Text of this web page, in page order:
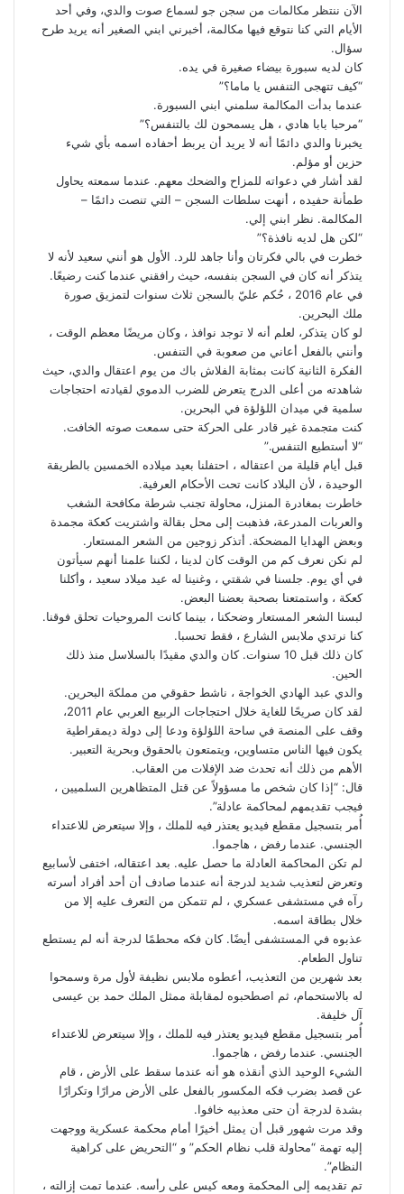
الآن ننتظر مكالمات من سجن جو لسماع صوت والدي، وفي أحد
الأيام التي كنا نتوقع فيها مكالمة، أخبرني ابني الصغير أنه يريد طرح
سؤال.
كان لديه سبورة بيضاء صغيرة في يده.
“كيف تتهجى التنفس يا ماما؟”
عندما بدأت المكالمة سلمني ابني السبورة.
“مرحبا بابا هادي ، هل يسمحون لك بالتنفس؟”
يخبرنا والدي دائمًا أنه لا يريد أن يربط أحفاده اسمه بأي شيء
حزين أو مؤلم.
لقد أشار في دعواته للمزاح والضحك معهم. عندما سمعته يحاول
طمأنة حفيده ، أنهت سلطات السجن – التي تنصت دائمًا –
المكالمة. نظر ابني إلي.
“لكن هل لديه نافذة؟”
خطرت في بالي فكرتان وأنا جاهد للرد. الأول هو أنني سعيد لأنه لا
يتذكر أنه كان في السجن بنفسه، حيث رافقني عندما كنت رضيعًا.
في عام 2016 ، حُكم عليّ بالسجن ثلاث سنوات لتمزيق صورة
ملك البحرين.
لو كان يتذكر، لعلم أنه لا توجد نوافذ ، وكان مريضًا معظم الوقت ،
وأنني بالفعل أعاني من صعوبة في التنفس.
الفكرة الثانية كانت بمثابة الفلاش باك من يوم اعتقال والدي، حيث
شاهدته من أعلى الدرج يتعرض للضرب الدموي لقيادته احتجاجات
سلمية في ميدان اللؤلؤة في البحرين.
كنت متجمدة غير قادر على الحركة حتى سمعت صوته الخافت.
“لا أستطيع التنفس.”
قبل أيام قليلة من اعتقاله ، احتفلنا بعيد ميلاده الخمسين بالطريقة
الوحيدة ، لأن البلاد كانت تحت الأحكام العرفية.
خاطرت بمغادرة المنزل، محاولة تجنب شرطة مكافحة الشغب
والعربات المدرعة، فذهبت إلى محل بقالة واشتريت كعكة مجمدة
وبعض الهدايا المضحكة. أتذكر زوجين من الشعر المستعار.
لم نكن نعرف كم من الوقت كان لدينا ، لكننا علمنا أنهم سيأتون
في أي يوم. جلسنا في شقتي ، وغنينا له عيد ميلاد سعيد ، وأكلنا
كعكة ، واستمتعنا بصحبة بعضنا البعض.
لبسنا الشعر المستعار وضحكنا ، بينما كانت المروحيات تحلق فوقنا.
كنا نرتدي ملابس الشارع ، فقط تحسبا.
كان ذلك قبل 10 سنوات. كان والدي مقيدًا بالسلاسل منذ ذلك
الحين.
والدي عبد الهادي الخواجة ، ناشط حقوقي من مملكة البحرين.
لقد كان صريحًا للغاية خلال احتجاجات الربيع العربي عام 2011،
وقف على المنصة في ساحة اللؤلؤة ودعا إلى دولة ديمقراطية
يكون فيها الناس متساوين، ويتمتعون بالحقوق وبحرية التعبير.
الأهم من ذلك أنه تحدث ضد الإفلات من العقاب.
قال: “إذا كان شخص ما مسؤولاً عن قتل المتظاهرين السلميين ،
فيجب تقديمهم لمحاكمة عادلة”.
أُمر بتسجيل مقطع فيديو يعتذر فيه للملك ، وإلا سيتعرض للاعتداء
الجنسي. عندما رفض ، هاجموا.
لم تكن المحاكمة العادلة ما حصل عليه. بعد اعتقاله، اختفى لأسابيع
وتعرض لتعذيب شديد لدرجة أنه عندما صادف أن أحد أفراد أسرته
رآه في مستشفى عسكري ، لم تتمكن من التعرف عليه إلا من
خلال بطاقة اسمه.
عذبوه في المستشفى أيضًا. كان فكه محطمًا لدرجة أنه لم يستطع
تناول الطعام.
بعد شهرين من التعذيب، أعطوه ملابس نظيفة لأول مرة وسمحوا
له بالاستحمام، ثم اصطحبوه لمقابلة ممثل الملك حمد بن عيسى
آل خليفة.
أُمر بتسجيل مقطع فيديو يعتذر فيه للملك ، وإلا سيتعرض للاعتداء
الجنسي. عندما رفض ، هاجموا.
الشيء الوحيد الذي أنقذه هو أنه عندما سقط على الأرض ، قام
عن قصد بضرب فكه المكسور بالفعل على الأرض مرارًا وتكرارًا
بشدة لدرجة أن حتى معذبيه خافوا.
وقد مرت شهور قبل أن يمثل أخيرًا أمام محكمة عسكرية ووجهت
إليه تهمة “محاولة قلب نظام الحكم” و “التحريض على كراهية
النظام”.
تم تقديمه إلى المحكمة ومعه كيس على رأسه. عندما تمت إزالته ،